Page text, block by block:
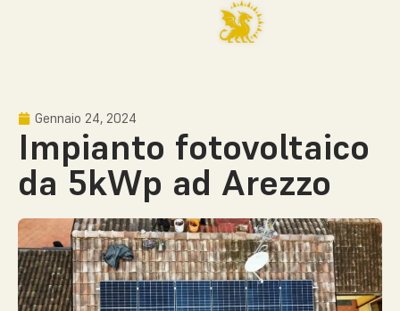
Gennaio 24, 2024
Impianto fotovoltaico
da 5kWp ad Arezzo